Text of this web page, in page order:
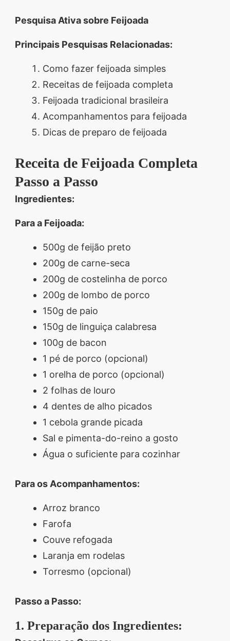
Pesquisa Ativa sobre Feijoada
Principais Pesquisas Relacionadas:
Como fazer feijoada simples
Receitas de feijoada completa
Feijoada tradicional brasileira
Acompanhamentos para feijoada
Dicas de preparo de feijoada
Receita de Feijoada Completa
Passo a Passo
Ingredientes:
Para a Feijoada:
500g de feijão preto
200g de carne-seca
200g de costelinha de porco
200g de lombo de porco
150g de paio
150g de linguiça calabresa
100g de bacon
1 pé de porco (opcional)
1 orelha de porco (opcional)
2 folhas de louro
4 dentes de alho picados
1 cebola grande picada
Sal e pimenta-do-reino a gosto
Água o suficiente para cozinhar
Para os Acompanhamentos:
Arroz branco
Farofa
Couve refogada
Laranja em rodelas
Torresmo (opcional)
Passo a Passo:
1. Preparação dos Ingredientes: